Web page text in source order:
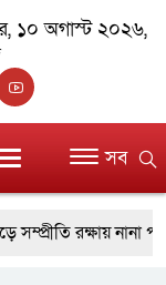
১০ অগাস্ট ২০২৬,
সব
সম্প্রীতি রক্ষায় নানা